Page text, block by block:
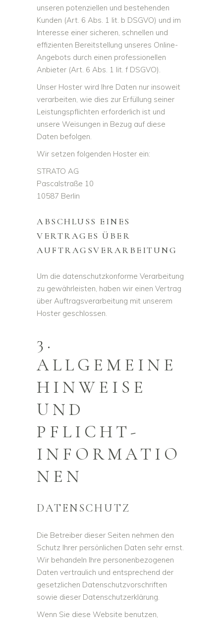
unseren potenziellen und bestehenden
Kunden (Art. 6 Abs. 1 lit. b DSGVO) und im
Interesse einer sicheren, schnellen und
effizienten Bereitstellung unseres Online-
Angebots durch einen professionellen
Anbieter (Art. 6 Abs. 1 lit. f DSGVO).
Unser Hoster wird Ihre Daten nur insoweit
verarbeiten, wie dies zur Erfüllung seiner
Leistungspflichten erforderlich ist und
unsere Weisungen in Bezug auf diese
Daten befolgen.
Wir setzen folgenden Hoster ein:
STRATO AG
Pascalstraße 10
10587 Berlin
ABSCHLUSS EINES
VERTRAGES ÜBER
AUFTRAGSVERARBEITUNG
Um die datenschutzkonforme Verarbeitung
zu gewährleisten, haben wir einen Vertrag
über Auftragsverarbeitung mit unserem
Hoster geschlossen.
3.
ALLGEMEINE
HINWEISE
UND
PFLICHT­
INFORMATIO
NEN
DATENSCHUTZ
Die Betreiber dieser Seiten nehmen den
Schutz Ihrer persönlichen Daten sehr ernst.
Wir behandeln Ihre personenbezogenen
Daten vertraulich und entsprechend der
gesetzlichen Datenschutzvorschriften
sowie dieser Datenschutzerklärung.
Wenn Sie diese Website benutzen,